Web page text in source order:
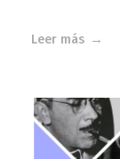
Leer más